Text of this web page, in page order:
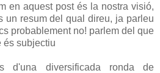
en aquest post és la nostra visió,
un resum del qual direu, ja parleu
probablement no! parlem del que
és subjectiu
diversificada ronda de